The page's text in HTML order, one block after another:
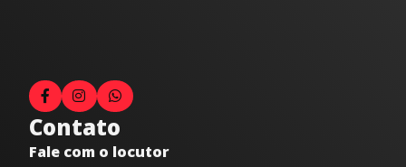
Contato
Fale com o locutor